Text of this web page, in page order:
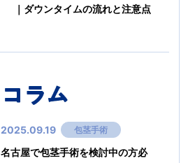
｜ダウンタイムの流れと注意点
2025.09.19 包茎手術
名古屋で包茎手術を検討中の方必